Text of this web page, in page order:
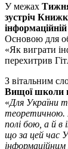
У межах
зустріч
Основою для
«Як виграти
перехитрив
З вітальним
Вищої школи
«Для України
теоретичною.
полі бою, а й в
що за цей час